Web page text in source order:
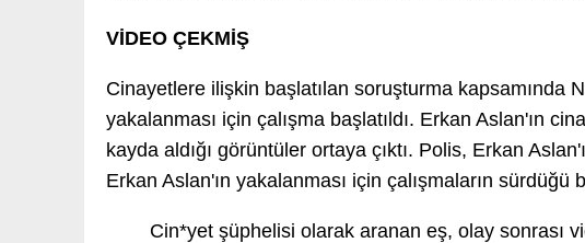
VİDEO ÇEKMİŞ
Cinayetlere ilişkin başlatılan soruşturma kapsamında
yakalanması için çalışma başlatıldı. Erkan Aslan'ın
kayda aldığı görüntüler ortaya çıktı. Polis, Erkan
Erkan Aslan'ın yakalanması için çalışmaların sürdüğü
Cin*yet şüphelisi olarak aranan eş, olay sonrası